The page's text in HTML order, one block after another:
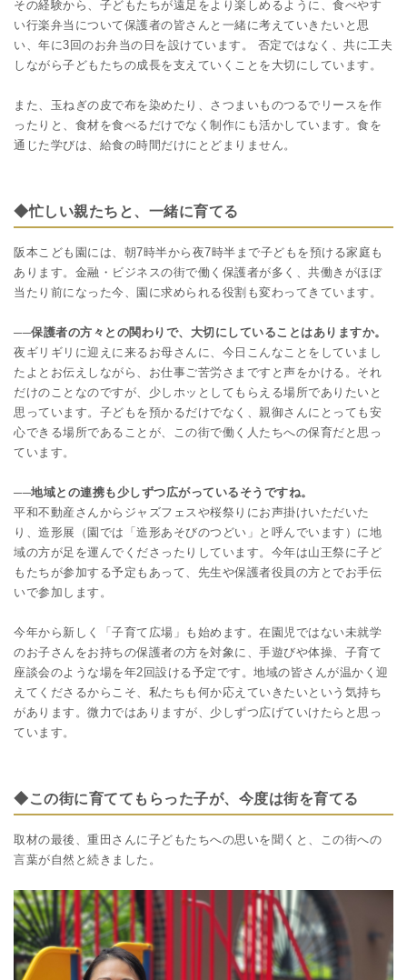
その経験から、子どもたちが遠足をより楽しめるように、食べやす
い行楽弁当について保護者の皆さんと一緒に考えていきたいと思
い、年に3回のお弁当の日を設けています。 否定ではなく、共に工夫
しながら子どもたちの成長を支えていくことを大切にしています。
また、玉ねぎの皮で布を染めたり、さつまいものつるでリースを作
ったりと、食材を食べるだけでなく制作にも活かしています。食を
通じた学びは、給食の時間だけにとどまりません。
◆忙しい親たちと、一緒に育てる
阪本こども園には、朝7時半から夜7時半まで子どもを預ける家庭も
あります。金融・ビジネスの街で働く保護者が多く、共働きがほぼ
当たり前になった今、園に求められる役割も変わってきています。
──保護者の方々との関わりで、大切にしていることはありますか。
夜ギリギリに迎えに来るお母さんに、今日こんなことをしていまし
たよとお伝えしながら、お仕事ご苦労さまですと声をかける。それ
だけのことなのですが、少しホッとしてもらえる場所でありたいと
思っています。子どもを預かるだけでなく、親御さんにとっても安
心できる場所であることが、この街で働く人たちへの保育だと思っ
ています。
──地域との連携も少しずつ広がっているそうですね。
平和不動産さんからジャズフェスや桜祭りにお声掛けいただいた
り、造形展（園では「造形あそびのつどい」と呼んでいます）に地
域の方が足を運んでくださったりしています。今年は山王祭に子ど
もたちが参加する予定もあって、先生や保護者役員の方とでお手伝
いで参加します。
今年から新しく「子育て広場」も始めます。在園児ではない未就学
のお子さんをお持ちの保護者の方を対象に、手遊びや体操、子育て
座談会のような場を年2回設ける予定です。地域の皆さんが温かく迎
えてくださるからこそ、私たちも何か応えていきたいという気持ち
があります。微力ではありますが、少しずつ広げていけたらと思っ
ています。
◆この街に育ててもらった子が、今度は街を育てる
取材の最後、重田さんに子どもたちへの思いを聞くと、この街への
言葉が自然と続きました。